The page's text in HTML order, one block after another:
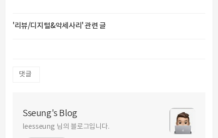
'리뷰/디지털&악세사리' 관련 글
댓글
Sseung's Blog
leesseung 님의 블로그입니다.